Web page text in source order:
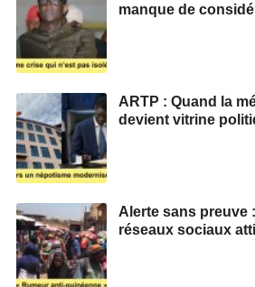
manque de
ARTP : Quand la
devient vitrine
Alerte sans preuve
réseaux sociaux